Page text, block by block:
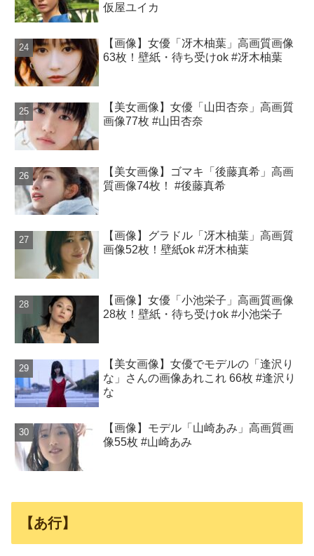
仮屋ユイカ
【画像】女優「冴木柚葉」高画質画像
63枚！壁紙・待ち受けok #冴木柚葉
【美女画像】女優「山田杏奈」高画質
画像77枚 #山田杏奈
【美女画像】ゴマキ「後藤真希」高画
質画像74枚！ #後藤真希
【画像】グラドル「冴木柚葉」高画質
画像52枚！壁紙ok #冴木柚葉
【画像】女優「小池栄子」高画質画像
28枚！壁紙・待ち受けok #小池栄子
【美女画像】女優でモデルの「逢沢り
な」さんの画像あれこれ 66枚 #逢沢り
な
【画像】モデル「山崎あみ」高画質画
像55枚 #山崎あみ
【あ行】